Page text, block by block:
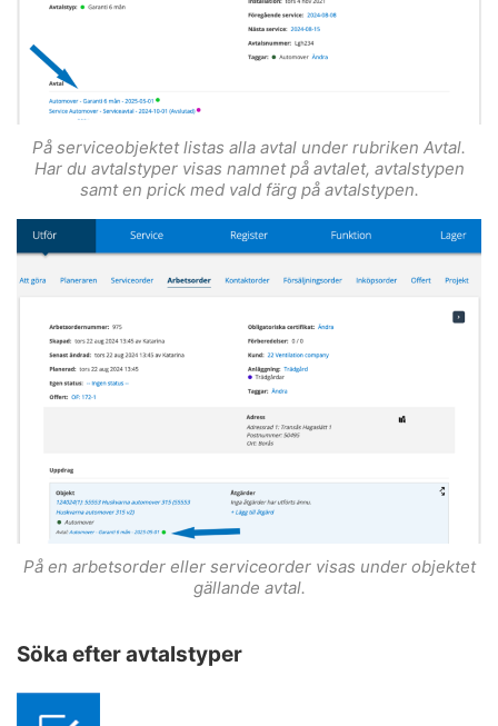
På serviceobjektet listas alla avtal under rubriken Avtal.
Har du avtalstyper visas namnet på avtalet, avtalstypen
samt en prick med vald färg på avtalstypen.
På en arbetsorder eller serviceorder visas under objektet
gällande avtal.
Söka efter avtalstyper